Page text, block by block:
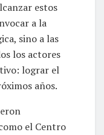
estos
a la
sino a las
los actores
lograr el
años.
el Centro